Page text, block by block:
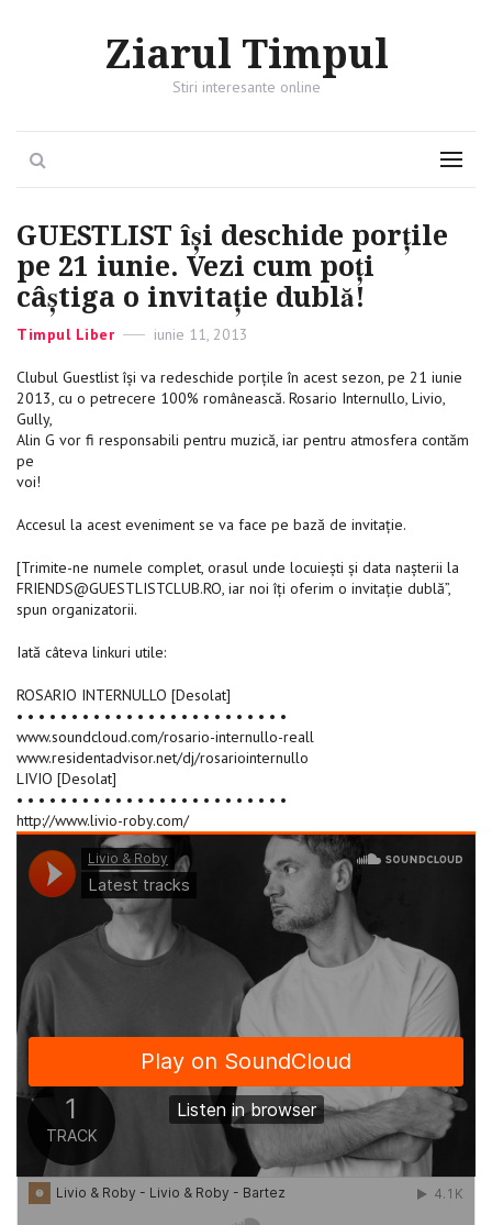
Ziarul Timpul
Stiri interesante online
Menu
GUESTLIST îşi deschide porţile
pe 21 iunie. Vezi cum poţi
câştiga o invitaţie dublă!
Categories
Timpul Liber
Posted
iunie 11, 2013
Clubul Guestlist își va redeschide porțile în acest sezon, pe 21 iunie
2013, cu o petrecere 100% românească. Rosario Internullo, Livio,
Gully,
Alin G vor fi responsabili pentru muzică, iar pentru atmosfera contăm
pe
voi!
Accesul la acest eveniment se va face pe bază de invitație.
[Trimite-ne numele complet, orasul unde locuiești și data nașterii la
FRIENDS@GUESTLISTCLUB.RO, iar noi îți oferim o invitație dublă”,
spun organizatorii.
Iată câteva linkuri utile:
ROSARIO INTERNULLO [Desolat]
• • • • • • • • • • • • • • • • • • • • • • • • •
www.soundcloud.com/rosario-internullo-reall
www.residentadvisor.net/dj/rosariointernullo
LIVIO [Desolat]
• • • • • • • • • • • • • • • • • • • • • • • • •
http://www.livio-roby.com/